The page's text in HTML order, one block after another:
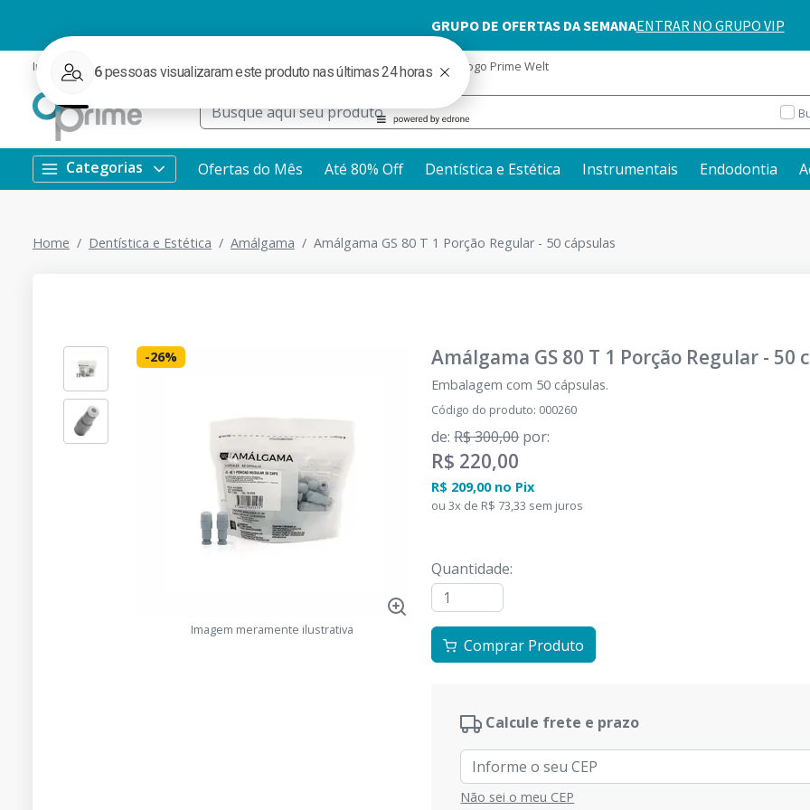
Institucional Ofertas Redes Sociais Rastrear Pedido WhatsApp blog Catálogo Prime Welt
Categorias Ofertas do Mês Até 80% Off Dentística e Estética Instrumentais Endodontia
Home Dentística e Estética Amálgama Amálgama GS 80 T 1 Porção Regular - 50 cápsulas
-26%
Imagem meramente ilustrativa
Amálgama GS 80 T 1 Porção Regular - 50
Embalagem com 50 cápsulas.
Código do produto: 000260
de: R$ 300,00 por:
R$ 220,00
R$ 209,00 no Pix
ou 3x de R$ 73,33 sem juros
Quantidade:
Comprar Produto
Calcule frete e prazo
Não sei o meu CEP